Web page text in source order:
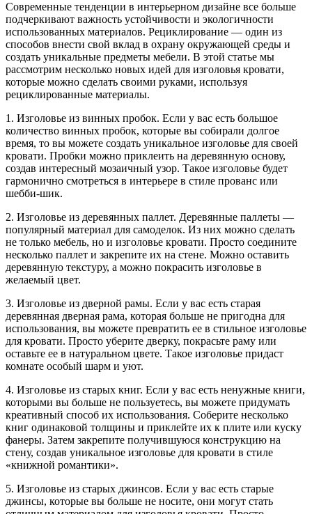
Современные тенденции в интерьерном дизайне все больше
подчеркивают важность устойчивости и экологичности
использованных материалов. Рециклирование — один из
способов внести свой вклад в охрану окружающей среды и
создать уникальные предметы мебели. В этой статье мы
рассмотрим несколько новых идей для изголовья кровати,
которые можно сделать своими руками, используя
рециклированные материалы.
1. Изголовье из винных пробок. Если у вас есть большое
количество винных пробок, которые вы собирали долгое
время, то вы можете создать уникальное изголовье для своей
кровати. Пробки можно приклеить на деревянную основу,
создав интересный мозаичный узор. Такое изголовье будет
гармонично смотреться в интерьере в стиле прованс или
шебби-шик.
2. Изголовье из деревянных паллет. Деревянные паллеты —
популярный материал для самоделок. Из них можно сделать
не только мебель, но и изголовье кровати. Просто соедините
несколько паллет и закрепите их на стене. Можно оставить
деревянную текстуру, а можно покрасить изголовье в
желаемый цвет.
3. Изголовье из дверной рамы. Если у вас есть старая
деревянная дверная рама, которая больше не пригодна для
использования, вы можете превратить ее в стильное изголовье
для кровати. Просто уберите дверку, покрасьте раму или
оставьте ее в натуральном цвете. Такое изголовье придаст
комнате особый шарм и уют.
4. Изголовье из старых книг. Если у вас есть ненужные книги,
которыми вы больше не пользуетесь, вы можете придумать
креативный способ их использования. Соберите несколько
книг одинаковой толщины и приклейте их к плите или куску
фанеры. Затем закрепите получившуюся конструкцию на
стену, создав уникальное изголовье для кровати в стиле
«книжной романтики».
5. Изголовье из старых джинсов. Если у вас есть старые
джинсы, которые вы больше не носите, они могут стать